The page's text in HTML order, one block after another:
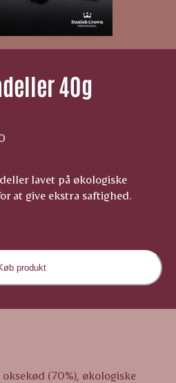
40g
lavet på økologiske
at give ekstra saftighed.
produkt
(70%), økologiske